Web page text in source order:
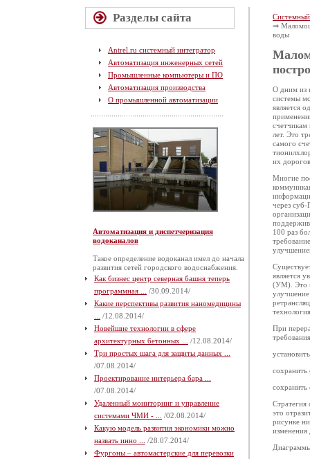
Разделы сайта
Antrel.ru системный интегратор
Автоматизация инженерных сетей
Промышленные компьютеры и ПО
Автоматизация производства
О промышленной автоматизации
Автоматизация и диспетчеризация
водоканалов
Такое определение водоканал имел до начала
развития сетей городского водоснабжения.
Как бизнес центр северная башня теперь
программная ...
/30.09.2014/
Какие перспективы развития наномедицины
/12.08.2014/
Новейшие технологии в сфере
архитектурных бетонных ...
/12.08.2014/
Три простых шага для защиты данных ...
/07.08.2014/
Проектирование интерьера бара ...
/07.08.2014/
Удаленный мониторинг и управление
системами ЧМИ - ...
/02.08.2014/
Какую модель развития экономики можно
назвать инно ...
/28.07.2014/
Фургоны – автомастерские для перевозки
⇒
воды
О дним из
системы
является
счетчикам
лет. Это
самого
их
Многие
через
100 раз
является
(УМ). Это
При
это
рисунке
изменения